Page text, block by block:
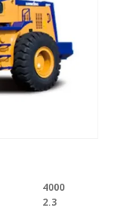
4000
2.3